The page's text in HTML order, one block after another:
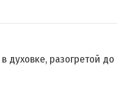
духовке, разогретой до